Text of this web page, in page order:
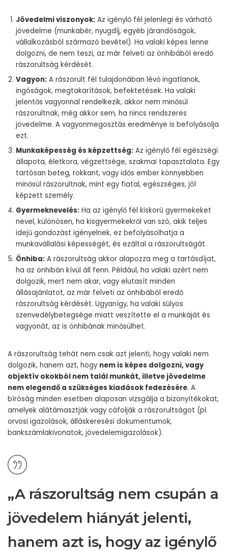
Jövedelmi viszonyok: Az igénylő fél jelenlegi és várható
jövedelme (munkabér, nyugdíj, egyéb járandóságok,
vállalkozásból származó bevétel). Ha valaki képes lenne
dolgozni, de nem teszi, az már felveti az önhibából eredő
rászorultság kérdését.
Vagyon: A rászorult fél tulajdonában lévő ingatlanok,
ingóságok, megtakarítások, befektetések. Ha valaki
jelentős vagyonnal rendelkezik, akkor nem minősül
rászorultnak, még akkor sem, ha nincs rendszeres
jövedelme. A vagyonmegosztás eredménye is befolyásolja
ezt.
Munkaképesség és képzettség: Az igénylő fél egészségi
állapota, életkora, végzettsége, szakmai tapasztalata. Egy
tartósan beteg, rokkant, vagy idős ember könnyebben
minősül rászorultnak, mint egy fiatal, egészséges, jól
képzett személy.
Gyermeknevelés: Ha az igénylő fél kiskorú gyermekeket
nevel, különösen, ha kisgyermekekről van szó, akik teljes
idejű gondozást igényelnek, ez befolyásolhatja a
munkavállalási képességét, és ezáltal a rászorultságát.
Önhiba: A rászorultság akkor alapozza meg a tartásdíjat,
ha az önhibán kívül áll fenn. Például, ha valaki azért nem
dolgozik, mert nem akar, vagy elutasít minden
állásajánlatot, az már felveti az önhibából eredő
rászorultság kérdését. Ugyanígy, ha valaki súlyos
szenvedélybetegsége miatt veszítette el a munkáját és
vagyonát, az is önhibának minősülhet.
A rászorultság tehát nem csak azt jelenti, hogy valaki nem
dolgozik, hanem azt, hogy nem is képes dolgozni, vagy
objektív okokból nem talál munkát, illetve jövedelme
nem elegendő a szükséges kiadások fedezésére. A
bíróság minden esetben alaposan vizsgálja a bizonyítékokat,
amelyek alátámasztják vagy cáfolják a rászorultságot (pl.
orvosi igazolások, álláskeresési dokumentumok,
bankszámlakivonatok, jövedelemigazolások).
„A rászorultság nem csupán a
jövedelem hiányát jelenti,
hanem azt is, hogy az igénylő